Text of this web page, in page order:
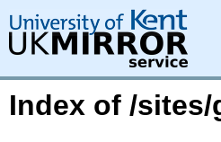
Index of /sites/